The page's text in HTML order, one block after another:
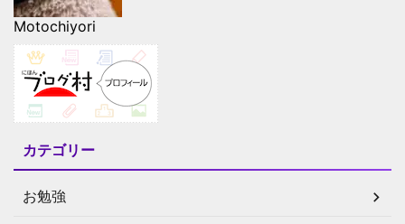
Motochiyori
カテゴリー
お勉強